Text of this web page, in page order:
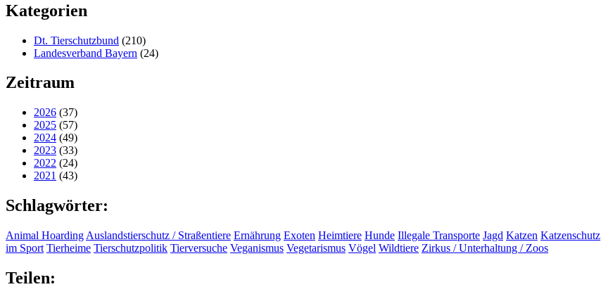
Kategorien
Dt. Tierschutzbund (210)
Landesverband Bayern (24)
Zeitraum
2026 (37)
2025 (57)
2024 (49)
2023 (33)
2022 (24)
2021 (43)
Schlagwörter:
Animal Hoarding Auslandstierschutz / Straßentiere Ernährung Exoten Heimtiere Hunde Illegale Transporte Jagd Katzen Katzenschutz
im Sport Tierheime Tierschutzpolitik Tierversuche Veganismus Vegetarismus Vögel Wildtiere Zirkus / Unterhaltung / Zoos
Teilen: